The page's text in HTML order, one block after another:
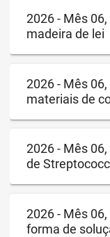
2026 - Mês
madeira de lei
2026 - Mês
materiais de
2026 - Mês
de
2026 - Mês
forma de